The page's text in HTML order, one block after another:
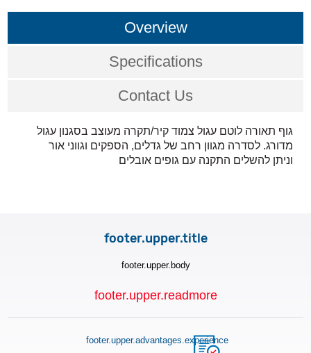
Overview
Specifications
Contact Us
גוף תאורה לוטם עגול צמוד קיר/תקרה מעוצב בסגנון עגול
מדורג. לסדרה מגוון רחב של גדלים, הספקים וגווני אור
וניתן להשלים התקנה עם גופים אובלים
footer.upper.title
footer.upper.body
footer.upper.readmore
footer.upper.advantages.experience